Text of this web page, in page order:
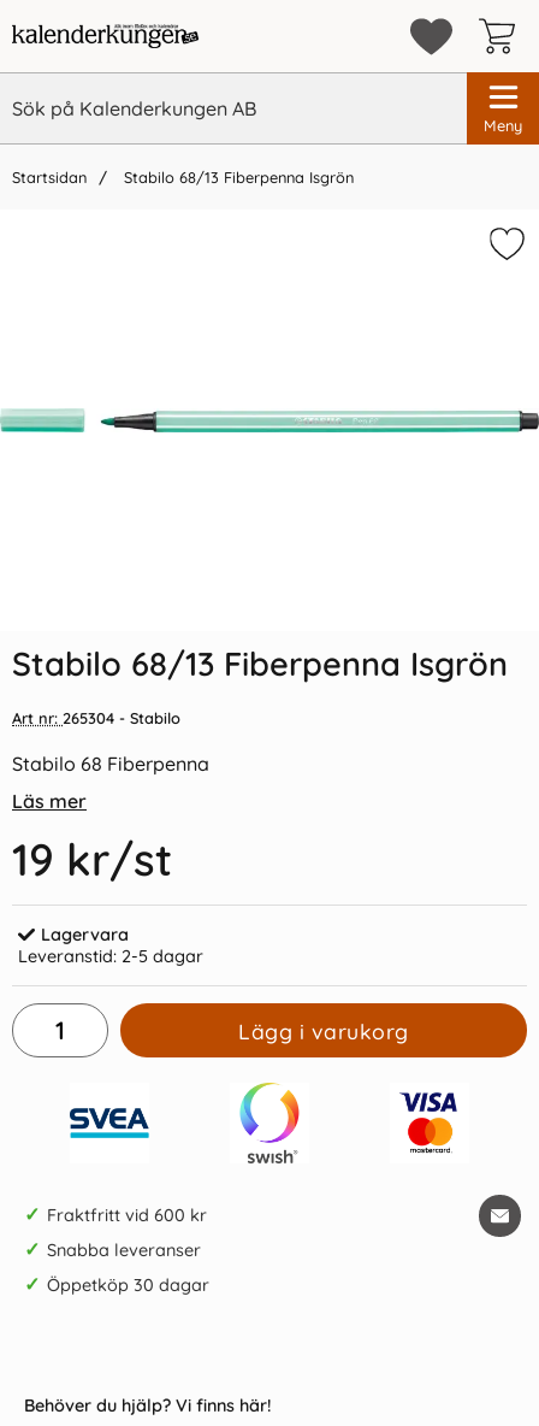
Meny
Startsidan Stabilo 68/13 Fiberpenna Isgrön
55 kr/st 19 kr/st
Stabilo 68/13 Fiberpenna Isgrön
Art nr: 265304 - Stabilo
Stabilo 68 Fiberpenna
Läs mer
19 kr/st
Lagervara
Leveranstid: 2-5 dagar
Lägg i varukorg
✓ Fraktfritt vid 600 kr
✓ Snabba leveranser
✓ Öppetköp 30 dagar
Behöver du hjälp? Vi finns här!